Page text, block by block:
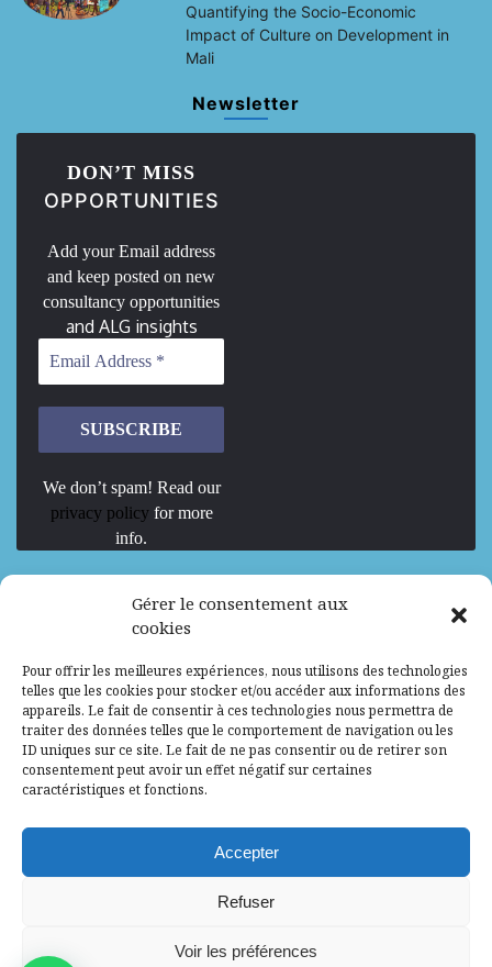
Gérer le consentement aux
cookies
Pour offrir les meilleures expériences, nous utilisons des technologies
telles que les cookies pour stocker et/ou accéder aux informations des
appareils. Le fait de consentir à ces technologies nous permettra de
traiter des données telles que le comportement de navigation ou les
ID uniques sur ce site. Le fait de ne pas consentir ou de retirer son
consentement peut avoir un effet négatif sur certaines
caractéristiques et fonctions.
Accepter
Refuser
Voir les préférences
Quantifying the Socio-Economic
Impact of Culture on Development in
Mali
Newsletter
DON’T MISS
OPPORTUNITIES
Add your Email address
and keep posted on new
consultancy opportunities
and ALG insights
We don’t spam! Read our
privacy policy for more
info.
We are Hiring
Mission d’excellence en IA, Machine
Learning et LLM
Abidjan, Côte d'Ivoire ALG Consultant
Research Assistants – Accra
Research Assistants – Lagos
Consultant